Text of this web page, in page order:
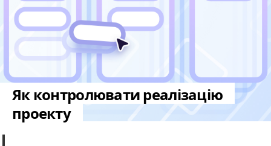
Як контролювати реалізацію
проекту